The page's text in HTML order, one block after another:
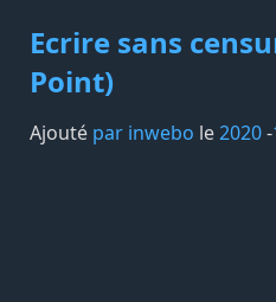
Ecrire sans
Point)
Ajouté par inwebo le2020-